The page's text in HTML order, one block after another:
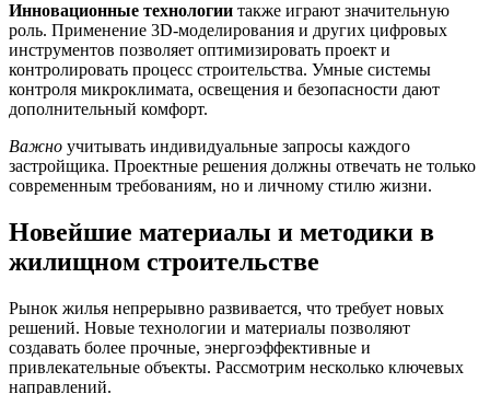
Инновационные технологии также играют значительную
роль. Применение 3D-моделирования и других цифровых
инструментов позволяет оптимизировать проект и
контролировать процесс строительства. Умные системы
контроля микроклимата, освещения и безопасности дают
дополнительный комфорт.
Важно учитывать индивидуальные запросы каждого
застройщика. Проектные решения должны отвечать не только
современным требованиям, но и личному стилю жизни.
Новейшие материалы и методики в
жилищном строительстве
Рынок жилья непрерывно развивается, что требует новых
решений. Новые технологии и материалы позволяют
создавать более прочные, энергоэффективные и
привлекательные объекты. Рассмотрим несколько ключевых
направлений.